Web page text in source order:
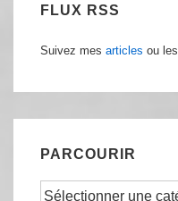
FLUX RSS
Suivez mes articles ou les
PARCOURIR
Parcourir